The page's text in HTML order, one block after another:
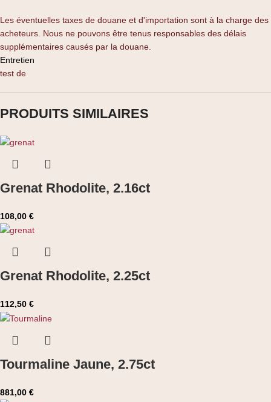
Les éventuelles taxes de douane et d'importation sont à la charge des
acheteurs. Nous ne pouvons être tenus responsables des délais
supplémentaires causés par la douane.
Entretien
test de
PRODUITS SIMILAIRES
Grenat Rhodolite, 2.16ct
108,00 €
Grenat Rhodolite, 2.25ct
112,50 €
Tourmaline Jaune, 2.75ct
881,00 €